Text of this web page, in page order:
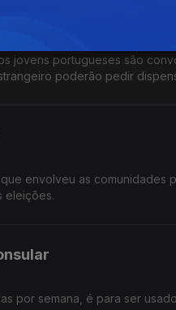
jovens portugueses são
poderão pedir
envolveu as comunidades
eleições.
por semana, é para ser